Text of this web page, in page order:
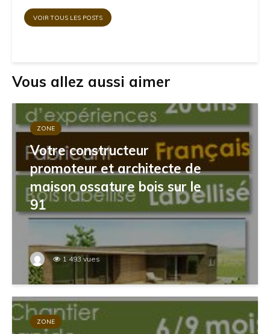
VOIR TOUS LES POSTS
Vous allez aussi aimer
ZONE
Votre constructeur
promoteur et architecte de
maison ossature bois sur le
91
1 493 vues
ZONE